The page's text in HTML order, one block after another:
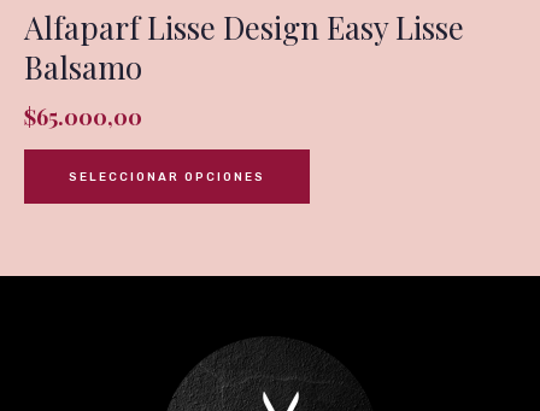
Alfaparf Lisse Design Easy Lisse
Balsamo
$65.000,00
SELECCIONAR OPCIONES